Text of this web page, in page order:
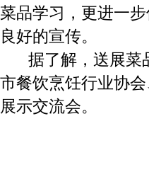
菜品学习，更进一
良好的宣传。
据了解，送展菜
市餐饮烹饪行业协
展示交流会。